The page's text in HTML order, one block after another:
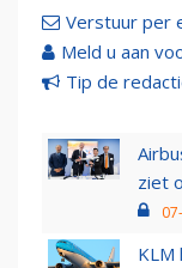
Verstuur per
Meld u aan
Tip de
ziet
KLM